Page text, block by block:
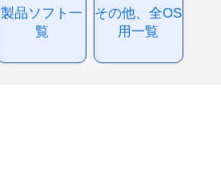
製品ソフト一
覧
その他、全OS
用一覧